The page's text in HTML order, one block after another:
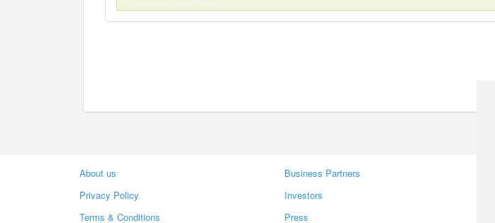
About us
Privacy Policy
Terms & Conditions
Business Partners
Investors
Press